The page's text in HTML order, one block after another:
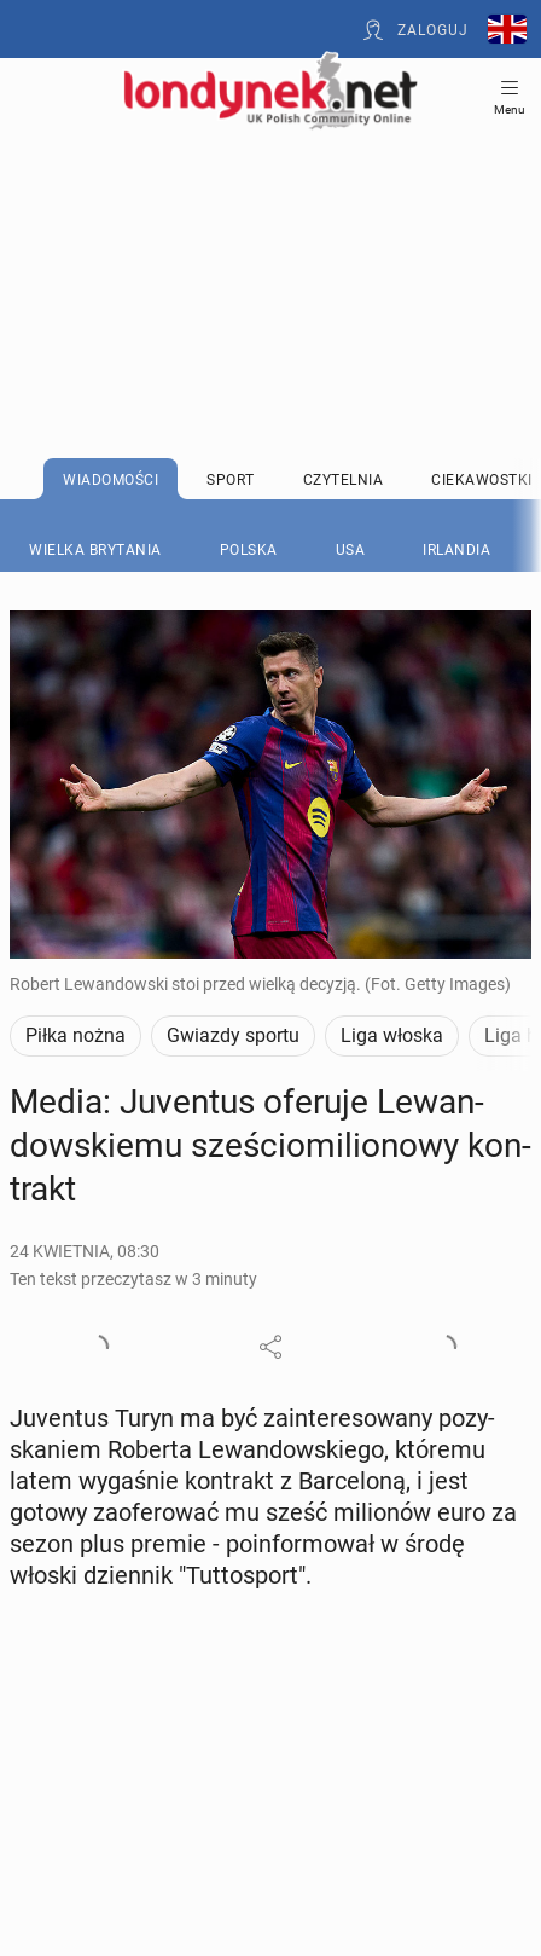
ZALOGUJ
Menu
WIADOMOŚCI SPORT CZYTELNIA CIEKAWOSTKI
WIELKA BRYTANIA POLSKA USA IRLANDIA
Robert Lewandowski stoi przed wielką decyzją. (Fot. Getty Images)
Piłka nożna Gwiazdy sportu Liga włoska Liga
Media: Ju­ven­tus oferuje Le­wan­
dow­skie­mu sze­ścio­mi­lio­no­wy kon­
trakt
24 KWIETNIA, 08:30
Ten tekst przeczytasz w 3 minuty
Ju­ven­tus Turyn ma być za­in­te­re­so­wa­ny po­zy­
ska­niem Roberta Le­wan­dow­skie­go, któremu
latem wy­ga­śnie kon­trakt z Bar­ce­lo­ną, i jest
gotowy za­ofe­ro­wać mu sześć mi­lio­nów euro za
sezon plus premie - po­in­for­mo­wał w środę
włoski dzien­nik "Tut­to­sport".